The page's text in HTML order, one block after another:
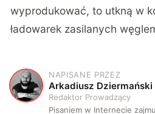
wyprodukować, to utkną w
ładowarek zasilanych
A
NAPISANE PRZEZ
Arkadiusz Dziermański
Redaktor Prowadzący
Pisaniem w Internecie